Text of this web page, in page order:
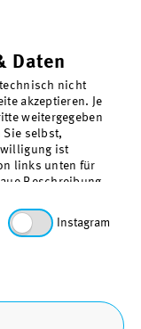
Daten
nicht
akzeptieren. Je
weitergegeben
Sie selbst,
ist
links unten für
Beschreibung
also die für
erforderlichen
Instagram